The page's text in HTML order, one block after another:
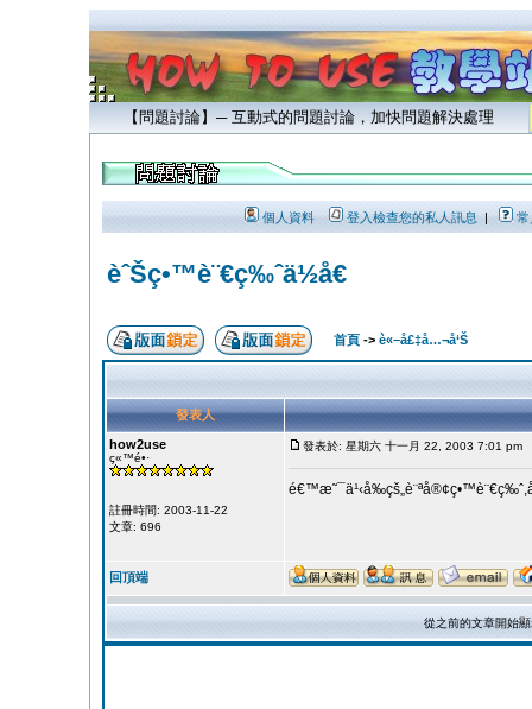
【問題討論】─ 互動式的問題討論，加快問題解決處理
個人資料 登入檢查您的私人訊息| 常
èˆŠç•™è¨€ç‰ˆä½å€
首頁 -> è«–å£‡å…¬å‘Š
發表人
how2use
ç«™é•·
註冊時間: 2003-11-22
文章: 696
發表於: 星期六 十一月 22, 2003 7:01 pm
回頂端
從之前的文章開始